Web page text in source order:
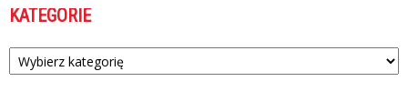
KATEGORIE
Kategorie